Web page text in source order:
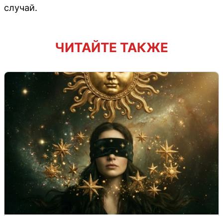
случай.
ЧИТАЙТЕ ТАКЖЕ